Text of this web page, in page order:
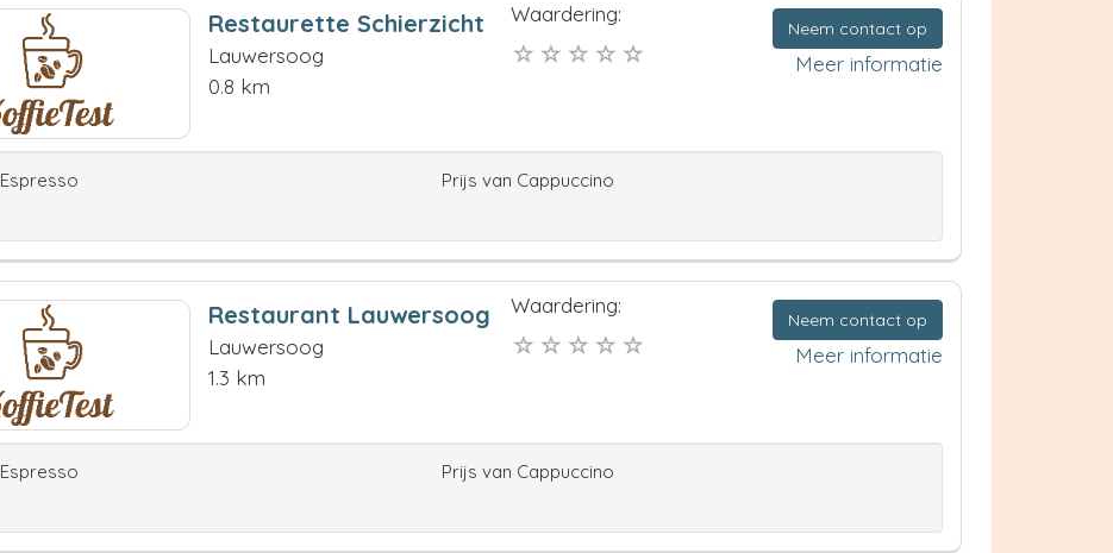
Restaurette Schierzicht
Lauwersoog
0.8 km
Waardering:
Neem contact op
Meer informatie
Prijs van Cappuccino
Restaurant Lauwersoog
Lauwersoog
1.3 km
Waardering:
Neem contact op
Meer informatie
Prijs van Cappuccino